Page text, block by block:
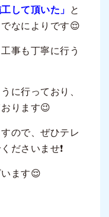
して頂いた」
と
なによりです😌
事も丁寧に行う
に行っており、
ります😉
ので、ぜひテレ
ださいませ❗
ます😌